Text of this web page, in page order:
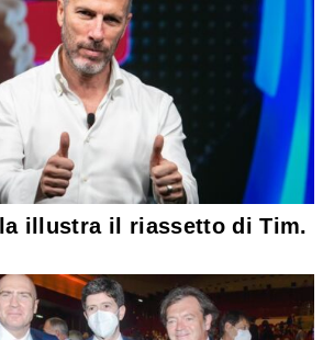
illustra il riassetto di Tim.